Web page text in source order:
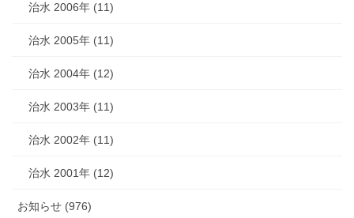
治水 2006年 (11)
治水 2005年 (11)
治水 2004年 (12)
治水 2003年 (11)
治水 2002年 (11)
治水 2001年 (12)
お知らせ (976)